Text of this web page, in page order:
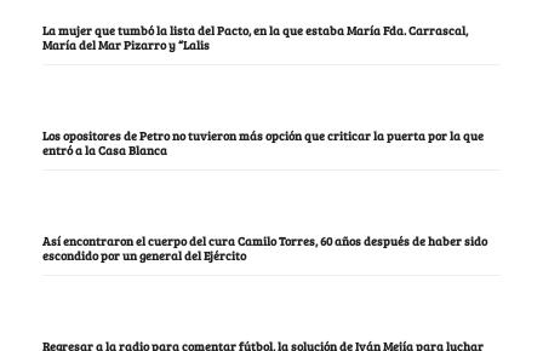
La mujer que tumbó la lista del Pacto, en la que estaba María Fda. Carrascal,
María del Mar Pizarro y “Lalis
Los opositores de Petro no tuvieron más opción que criticar la puerta por la que
entró a la Casa Blanca
Así encontraron el cuerpo del cura Camilo Torres, 60 años después de haber sido
escondido por un general del Ejército
Regresar a la radio para comentar fútbol, la solución de Iván Mejía para luchar